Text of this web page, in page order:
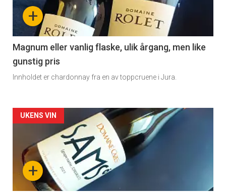
nå
3
+
Magnum eller vanlig flaske, ulik årgang, men like
gunstig pris
Innholdet er chardonnay fra en av toppcruene i Jura.
Forsiden
akkurat
nå+
UKENS VIN